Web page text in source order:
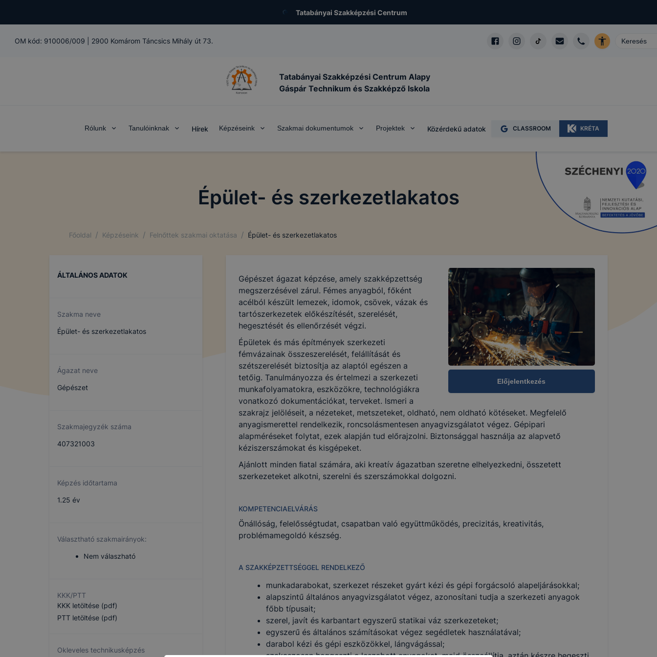
Tatabányai Szakképzési Centrum
OM kód: 910006/009 2900 Komárom Táncsics Mihály út 73.
Tatabányai Szakképzési Centrum Alapy
Gáspár Technikum és Szakképző Iskola
Rólunk Tanulóinknak Hírek Képzéseink Szakmai dokumentumok Projektek Közérdekű adatok CLASSROOM KRÉTA
Épület- és szerkezetlakatos
Főoldal / Képzéseink / Felnőttek szakmai oktatása / Épület- és szerkezetlakatos
ÁLTALÁNOS ADATOK
Szakma neve
Épület- és szerkezetlakatos
Ágazat neve
Gépészet
Szakmajegyzék száma
407321003
Képzés időtartama
1.25 év
Választható szakmairányok:
Nem válaszható
KKK/PTT
KKK letöltése (pdf)
PTT letöltése (pdf)
Okleveles technikusképzés
Előjelentkezés
Gépészet ágazat képzése, amely szakképzettség
megszerzésével zárul. Fémes anyagból, főként
acélból készült lemezek, idomok, csövek, vázak és
tartószerkezetek előkészítését, szerelését,
hegesztését és ellenőrzését végzi.
Épületek és más építmények szerkezeti
fémvázainak összeszerelését, felállítását és
szétszerelését biztosítja az alaptól egészen a
tetőig. Tanulmányozza és értelmezi a szerkezeti
munkafolyamatokra, eszközökre, technológiákra
vonatkozó dokumentációkat, terveket. Ismeri a
szakrajz jelöléseit, a nézeteket, metszeteket, oldható, nem oldható kötéseket. Megfelelő
anyagismerettel rendelkezik, roncsolásmentesen anyagvizsgálatot végez. Gépipari
alapméréseket folytat, ezek alapján tud előrajzolni. Biztonsággal használja az alapvető
kéziszerszámokat és kisgépeket.
Ajánlott minden ﬁatal számára, aki kreatív ágazatban szeretne elhelyezkedni, összetett
szerkezeteket alkotni, szerelni és szerszámokkal dolgozni.
KOMPETENCIAELVÁRÁS
Önállóság, felelősségtudat, csapatban való együttműködés, precizitás, kreativitás,
problémamegoldó készség.
A SZAKKÉPZETTSÉGGEL RENDELKEZŐ
munkadarabokat, szerkezet részeket gyárt kézi és gépi forgácsoló alapeljárásokkal;
alapszintű általános anyagvizsgálatot végez, azonosítani tudja a szerkezeti anyagok
főbb típusait;
szerel, javít és karbantart egyszerű statikai váz szerkezeteket;
egyszerű és általános számításokat végez segédletek használatával;
darabol kézi és gépi eszközökkel, lángvágással;